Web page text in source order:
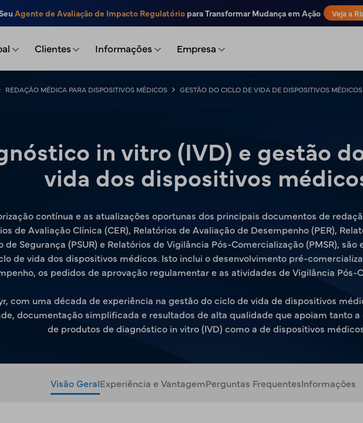
Agente de Avaliação de Impacto Regulatóriopara Transformar Mudança em Ação Veja a
Clientes Informações Empresa
REDAÇÃO MÉDICA PARA DISPOSITIVOS MÉDICOS GESTÃO DO CICLO DE VIDA DE DISPOSITIVOS MÉDICOS
in vitro (IVD) e gestão
vida dos dispositivos
contínua e as atualizações oportunas dos principais documentos de
de Avaliação Clínica (CER), Relatórios de Avaliação de Desempenho (PER),
de Segurança (PSUR) e Relatórios de Vigilância Pós-Comercialização (PMSR),
de vida dos dispositivos médicos. Isto inclui o desenvolvimento pré-
os pedidos de aprovação regulamentar e as atividades de Vigilância Pós-
com uma década de experiência na gestão do ciclo de vida de dispositivos
documentação simplificada e resultados de alta qualidade que apoiam tanto
de produtos de diagnóstico in vitro (IVD) como a de dispositivos
Visão GeralExperiência e VantagemPerguntas FrequentesInformações